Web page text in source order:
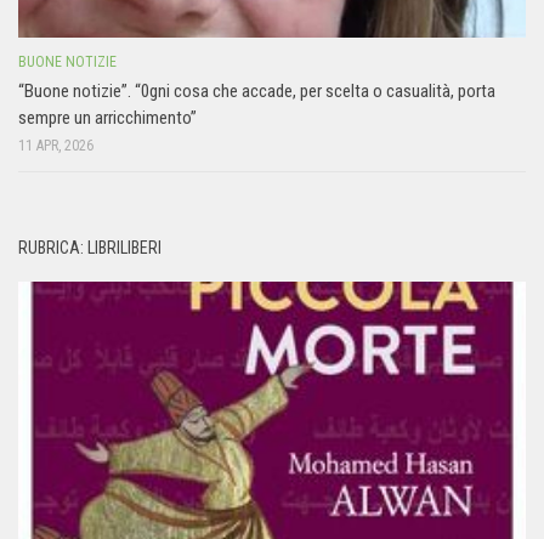
BUONE NOTIZIE
“Buone notizie”. “0gni cosa che accade, per scelta o casualità, porta
sempre un arricchimento”
11 APR, 2026
RUBRICA: LIBRILIBERI